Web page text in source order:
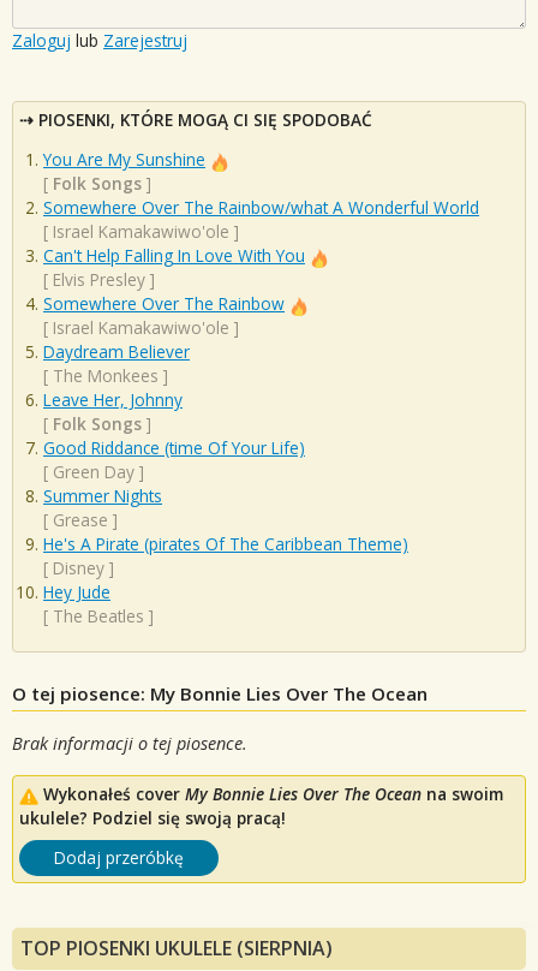
Zaloguj lub Zarejestruj
PIOSENKI, KTÓRE MOGĄ CI SIĘ SPODOBAĆ
You Are My Sunshine
[ Folk Songs ]
Somewhere Over The Rainbow/what A Wonderful World
[ Israel Kamakawiwo'ole ]
Can't Help Falling In Love With You
[ Elvis Presley ]
Somewhere Over The Rainbow
[ Israel Kamakawiwo'ole ]
Daydream Believer
[ The Monkees ]
Leave Her, Johnny
[ Folk Songs ]
Good Riddance (time Of Your Life)
[ Green Day ]
Summer Nights
[ Grease ]
He's A Pirate (pirates Of The Caribbean Theme)
[ Disney ]
Hey Jude
[ The Beatles ]
O tej piosence: My Bonnie Lies Over The Ocean
Brak informacji o tej piosence.
Wykonałeś cover My Bonnie Lies Over The Ocean na swoim
ukulele? Podziel się swoją pracą!
Dodaj przeróbkę
TOP PIOSENKI UKULELE (SIERPNIA)